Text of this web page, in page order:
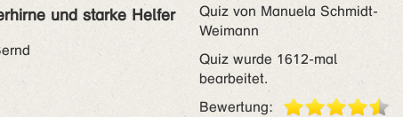
und starke Helfer
Quiz von Manuela Schmidt-
Weimann
Quiz wurde 1612-mal
bearbeitet.
Bewertung: